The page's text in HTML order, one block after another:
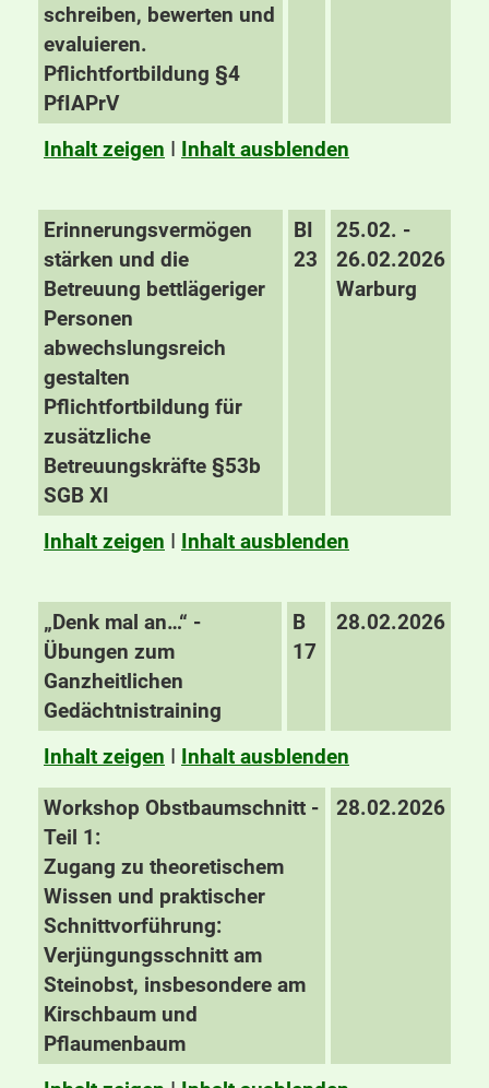
schreiben, bewerten und
evaluieren.
Pflichtfortbildung §4
PfIAPrV
Inhalt zeigen I Inhalt ausblenden
Erinnerungsvermögen
stärken und die
Betreuung bettlägeriger
Personen
abwechslungsreich
gestalten
Pflichtfortbildung für
zusätzliche
Betreuungskräfte §53b
SGB XI
BI
23
25.02. -
26.02.2026
Warburg
Inhalt zeigen I Inhalt ausblenden
„Denk mal an…“ -
Übungen zum
Ganzheitlichen
Gedächtnistraining
B
17
28.02.2026
Inhalt zeigen I Inhalt ausblenden
Workshop Obstbaumschnitt -
Teil 1:
Zugang zu theoretischem
Wissen und praktischer
Schnittvorführung:
Verjüngungsschnitt am
Steinobst, insbesondere am
Kirschbaum und
Pflaumenbaum
28.02.2026